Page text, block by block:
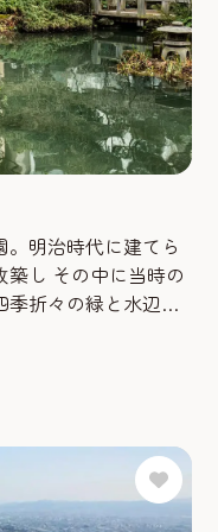
明治時代に建てら
し その中に当時の
折々の緑と水辺の
日本庭園だ。当時
きる。静閑とした
ことができる。